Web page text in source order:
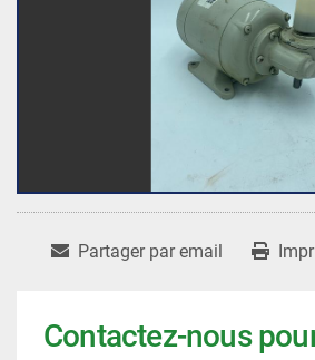
Partager par email
Contactez-nous